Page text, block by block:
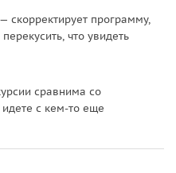
программу,
что увидеть
сравнима со
с кем-то еще